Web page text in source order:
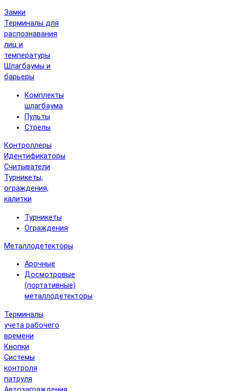
Замки
Терминалы для
распознавания
лиц и
температуры
Шлагбаумы и
барьеры
Комплекты
шлагбаума
Пульты
Стрелы
Контроллеры
Идентификаторы
Считыватели
Турникеты,
ограждения,
калитки
Турникеты
Ограждения
Металлодетекторы
Арочные
Досмотровые
(портативные)
металлодетекторы
Терминалы
учета рабочего
времени
Кнопки
Системы
контроля
патруля